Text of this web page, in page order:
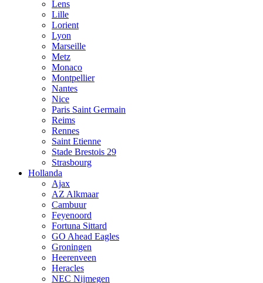
Lens
Lille
Lorient
Lyon
Marseille
Metz
Monaco
Montpellier
Nantes
Nice
Paris Saint Germain
Reims
Rennes
Saint Etienne
Stade Brestois 29
Strasbourg
Hollanda
Ajax
AZ Alkmaar
Cambuur
Feyenoord
Fortuna Sittard
GO Ahead Eagles
Groningen
Heerenveen
Heracles
NEC Nijmegen